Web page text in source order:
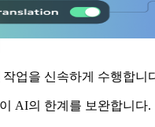
업을 신속하게 수행합니
AI의 한계를 보완합니다.